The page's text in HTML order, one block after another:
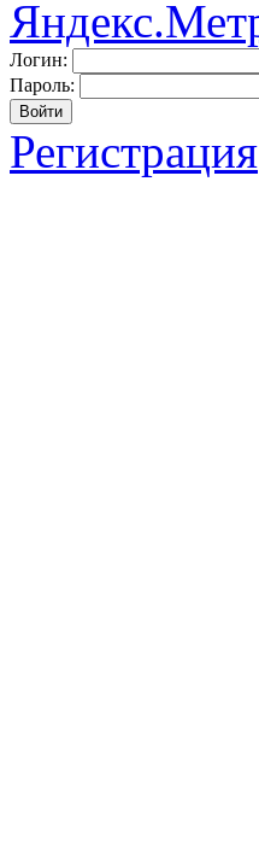
Логин:
Пароль:
Регистрация